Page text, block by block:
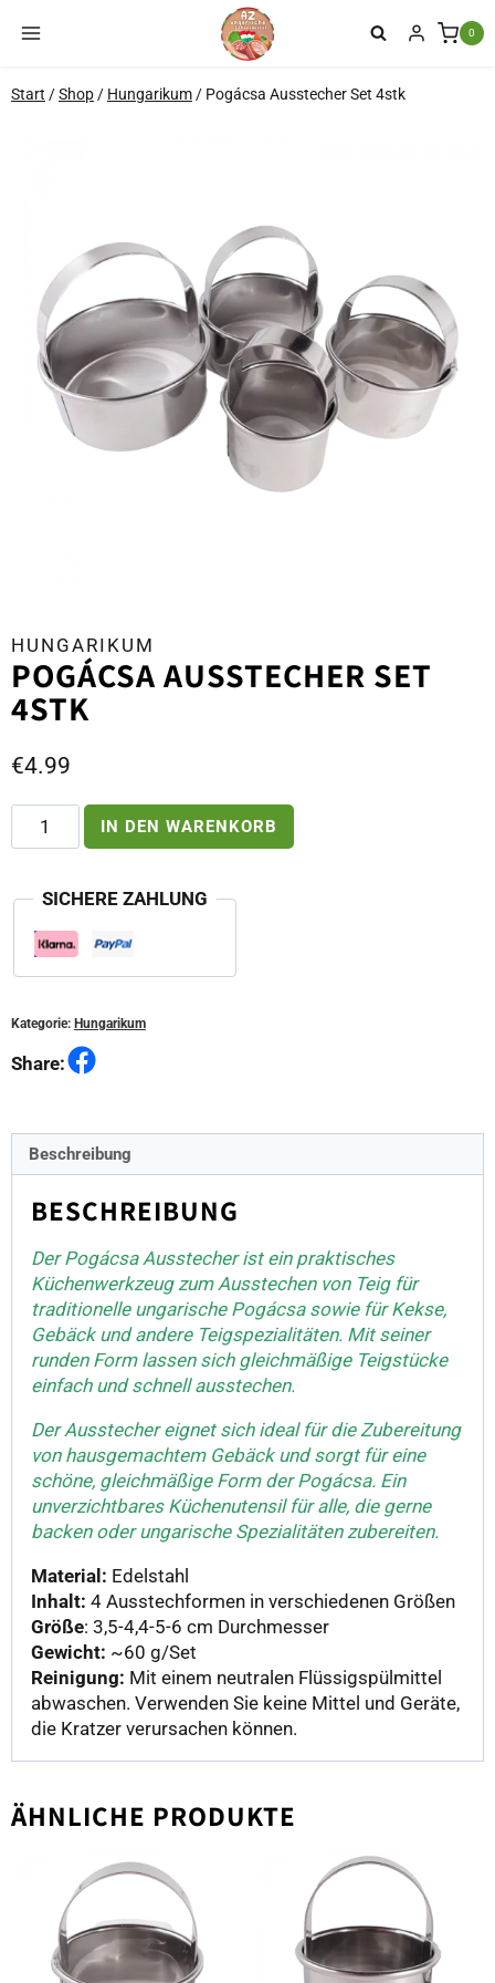
Inhalt
0
Start /Shop/ Hungarikum/ Pogácsa Ausstecher Set 4stk
HUNGARIKUM
POGÁCSA AUSSTECHER SET
4STK
€4.99
Pogácsa
Ausstecher
4stk
IN DEN WARENKORB
SICHERE ZAHLUNG
Kategorie: Hungarikum
Share:
Beschreibung
BESCHREIBUNG
Der Pogácsa Ausstecher ist ein praktisches
Küchenwerkzeug zum Ausstechen von Teig für
traditionelle ungarische Pogácsa sowie für Kekse,
Gebäck und andere Teigspezialitäten. Mit seiner
runden Form lassen sich gleichmäßige Teigstücke
einfach und schnell ausstechen.
Der Ausstecher eignet sich ideal für die Zubereitung
von hausgemachtem Gebäck und sorgt für eine
schöne, gleichmäßige Form der Pogácsa. Ein
unverzichtbares Küchenutensil für alle, die gerne
backen oder ungarische Spezialitäten zubereiten.
Material: Edelstahl
Inhalt: 4 Ausstechformen in verschiedenen Größen
Größe: 3,5-4,4-5-6 cm Durchmesser
Gewicht: ~60 g/Set
Reinigung: Mit einem neutralen Flüssigspülmittel
abwaschen. Verwenden Sie keine Mittel und Geräte,
die Kratzer verursachen können.
ÄHNLICHE PRODUKTE